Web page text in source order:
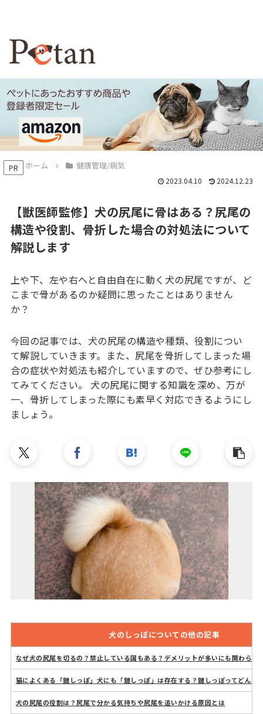
PR ホーム 健康管理/病気
【獣医師監修】犬の尻尾に骨はある？尻尾の
構造や役割、骨折した場合の対処法について
解説します
2023.04.10 2024.12.23
上や下、左や右へと自由自在に動く犬の尻尾ですが、ど
こまで骨があるのか疑問に思ったことはありません
か？
今回の記事では、犬の尻尾の構造や種類、役割につい
て解説していきます。また、尻尾を骨折してしまった場
合の症状や対処法も紹介していますので、ぜひ参考にし
てみてください。 犬の尻尾に関する知識を深め、万が
一、骨折してしまった際にも素早く対応できるようにし
ましょう。
犬のしっぽについての他の記事
なぜ犬の尻尾を切るの？禁止している国もある？デメリットが多いにも関わらず
猫によくある「鍵しっぽ」犬にも「鍵しっぽ」は存在する？鍵しっぽってどんな
犬の尻尾の役割は？尻尾で分かる気持ちや尻尾を追いかける原因とは